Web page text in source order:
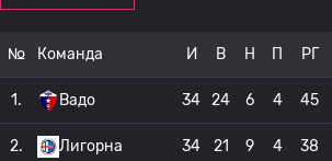
№ Команда И В Н П РГ
1. Вадо 34 24 6 4 45
2. Лигорна 34 21 9 4 38